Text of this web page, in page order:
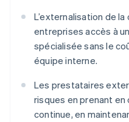
L’externalisation de
entreprises accès à
spécialisée sans le
équipe interne.
Les prestataires
risques en prenant en
continue, en